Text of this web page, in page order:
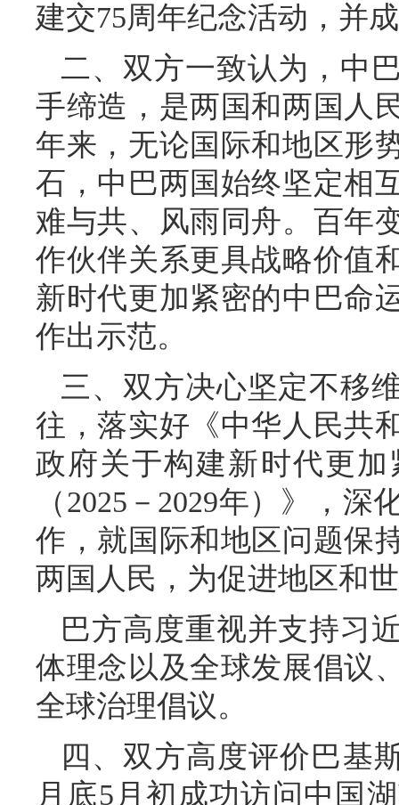
建交75周年纪念活动，并
二、双方一致认为，中
手缔造，是两国和两国人
年来，无论国际和地区形
石，中巴两国始终坚定相
难与共、风雨同舟。百年
作伙伴关系更具战略价值
新时代更加紧密的中巴命
作出示范。
三、双方决心坚定不移
往，落实好《中华人民共
政府关于构建新时代更
（2025－2029年）》，
作，就国际和地区问题保
两国人民，为促进地区和
巴方高度重视并支持习
体理念以及全球发展倡议
全球治理倡议。
四、双方高度评价巴基
月底5月初成功访问中国